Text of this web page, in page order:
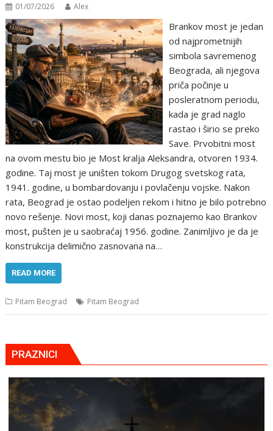
01/07/2026 Alex
Brankov most je jedan
od najprometnijih
simbola savremenog
Beograda, ali njegova
priča počinje u
posleratnom periodu,
kada je grad naglo
rastao i širio se preko
Save. Prvobitni most
na ovom mestu bio je Most kralja Aleksandra, otvoren 1934.
godine. Taj most je uništen tokom Drugog svetskog rata,
1941. godine, u bombardovanju i povlačenju vojske. Nakon
rata, Beograd je ostao podeljen rekom i hitno je bilo potrebno
novo rešenje. Novi most, koji danas poznajemo kao Brankov
most, pušten je u saobraćaj 1956. godine. Zanimljivo je da je
konstrukcija delimično zasnovana na…
READ MORE
Pitam Beograd Pitam Beograd
PRAZNICI